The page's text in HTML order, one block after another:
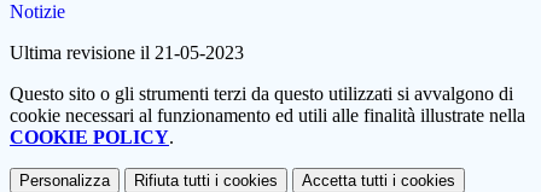
Notizie
Ultima revisione il 21-05-2023
Questo sito o gli strumenti terzi da questo utilizzati si avvalgono di
cookie necessari al funzionamento ed utili alle finalità illustrate nella
COOKIE POLICY.
Personalizza Rifiuta tutti i cookies Accetta tutti i cookies